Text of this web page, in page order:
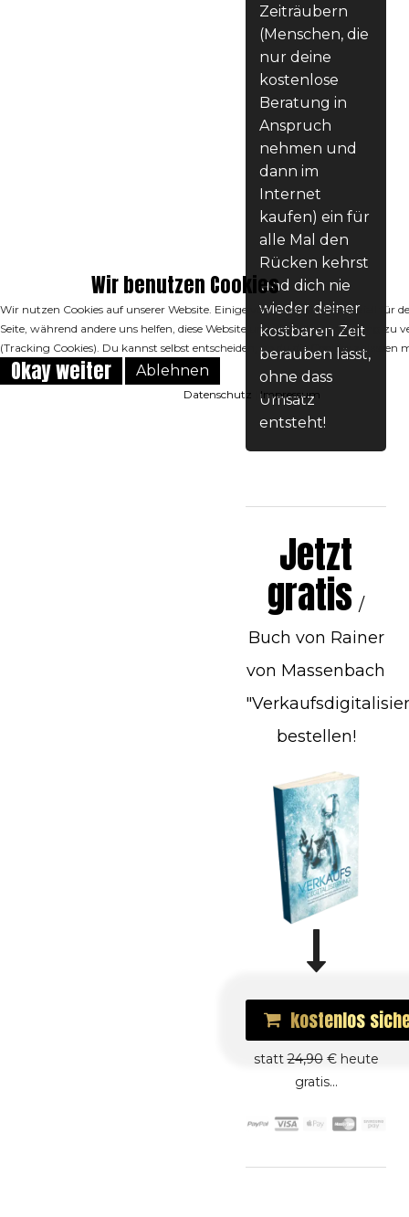
Zeiträubern
(Menschen, die
nur deine
kostenlose
Beratung in
Anspruch
nehmen und
dann im
Internet
kaufen) ein für
alle Mal den
Rücken kehrst
und dich nie
wieder deiner
kostbaren Zeit
berauben lässt,
ohne dass
Umsatz
entsteht!
Jetzt
gratis /
Buch von Rainer
von Massenbach
bestellen!
kostenlos
statt24,90€ heute
gratis...
Wir benutzen Cookies
Wir nutzen Cookies auf unserer Website. Einige von ihnen sind essenziell für
Seite, während andere uns helfen, diese Website und die Nutzererfahrung zu
(Tracking Cookies). Du kannst selbst entscheiden, ob du die Cookies zulassen
Okay weiter Ablehnen
Datenschutz Impressum